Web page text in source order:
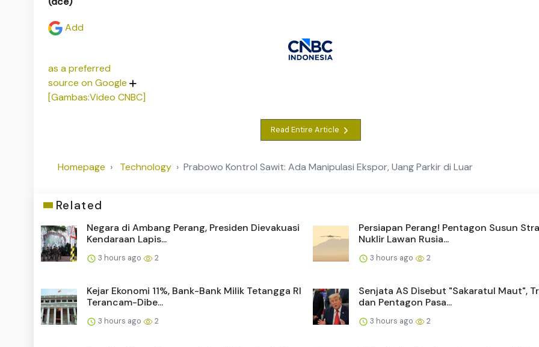
Add
as a preferred
source on Google
[Gambas:Video CNBC]
Read Entire Article
Homepage Technology Prabowo Kontrol Sawit: Ada Manipulasi Ekspor, Uang Parkir di Luar
Related
Negara di Ambang Perang, Presiden Dievakuasi
Kendaraan Lapis...
3 hours ago 2
Persiapan Perang! Pentagon Susun
Nuklir Lawan Rusia...
3 hours ago 2
Kejar Ekonomi 11%, Bank-Bank Milik Tetangga RI
Terancam-Dibe...
3 hours ago 2
Senjata AS Disebut "Sakaratul Maut",
dan Pentagon Pasa...
3 hours ago 2